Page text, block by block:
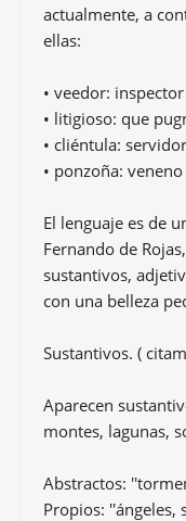
actualmente, a
ellas:
• veedor: inspector
• litigioso: que
• cliéntula:
• ponzoña: veneno
El lenguaje es de
Fernando de
sustantivos,
con una belleza
Sustantivos. (
Aparecen
montes, lagunas,
Abstractos:
Propios: ''ángeles,